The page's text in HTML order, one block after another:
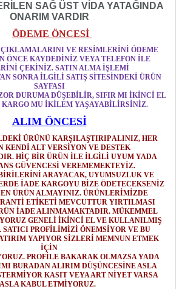
SAĞ ÜST VİDA YATAĞINDA
ONARIM VARDIR
ÖDEME ÖNCESİ
VE RESİMLERİNİ ÖDEME
ÖNCE KAYDEDİNİZ VEYA TELEFON İLE
ÇEKİNİZ. SATIN ALMA İŞLEMİ
SONRA İLGİLİ SATIŞ SİTESİNDEKİ ÜRÜN
SAYFASI
DURUMA DÜŞEBİLİR, SIFIR MI İKİNCİ EL
KARGO MU İKİLEM YAŞAYABİLİRSİNİZ.
ALIM ÖNCESİ
ÜRÜNÜ KARŞILAŞTIRIP ALINIZ, HER
KENDİ ALT VERSİYON VE DESTEK
HİÇ BİR ÜRÜN İLE İLGİLİ UYUM YADA
GÜVENCESİ VEREMEMEKTEYİZ.
ARAYACAK, UYUMSUZLUK VE
İADE KARGOYU BİZE ÖDETECEKSENİZ
ÜRÜN ALMAYINIZ. ÜRÜNLERİMİZDE
ETİKETİ MEVCUTTUR YIRTILMASI
İADE ALINMAMAKTADIR. MÜKEMMEL
GENELİ İKİNCİ EL VE KULLANILMIŞ
SATICI PROFİLİMİZİ ÖNEMSİYOR VE BU
YAPIYOR SİZLERİ MEMNUN ETMEK
İÇİN
PROFİLE BAKARAK OLMAZSA YADA
BURADAN ALIRIM DÜŞÜNCESİNE ASLA
KASIT VEYA ART NİYET VARSA
ASLA KABUL ETMİYORUZ.